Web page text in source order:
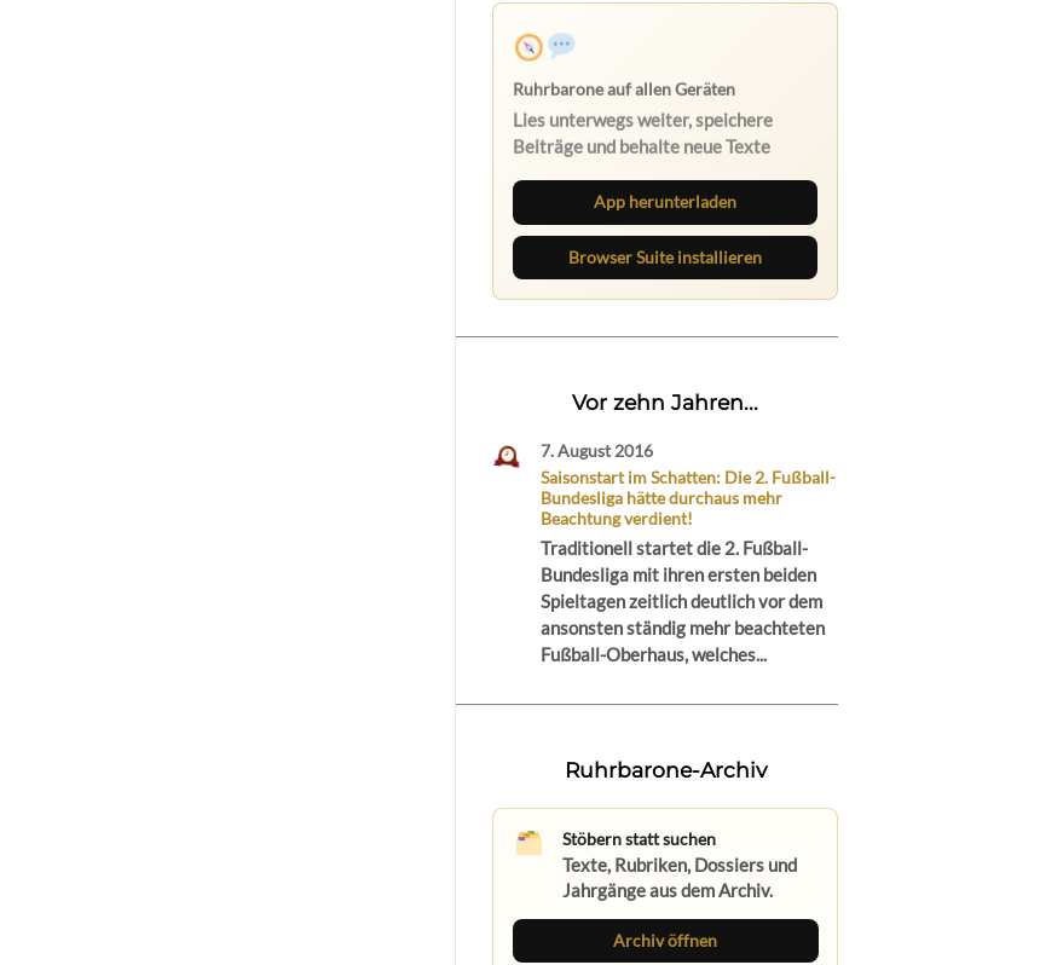
Ruhrbarone auf allen Geräten
Lies unterwegs weiter, speichere
Beiträge und behalte neue Texte
App herunterladen
Browser Suite installieren
Vor zehn Jahren...
7. August 2016
Saisonstart im Schatten: Die 2. Fußball-
Bundesliga hätte durchaus mehr
Beachtung verdient!
Traditionell startet die 2. Fußball-
Bundesliga mit ihren ersten beiden
Spieltagen zeitlich deutlich vor dem
ansonsten ständig mehr beachteten
Fußball-Oberhaus, welches...
Ruhrbarone-Archiv
Stöbern statt suchen
Texte, Rubriken, Dossiers und
Jahrgänge aus dem Archiv.
Archiv öffnen